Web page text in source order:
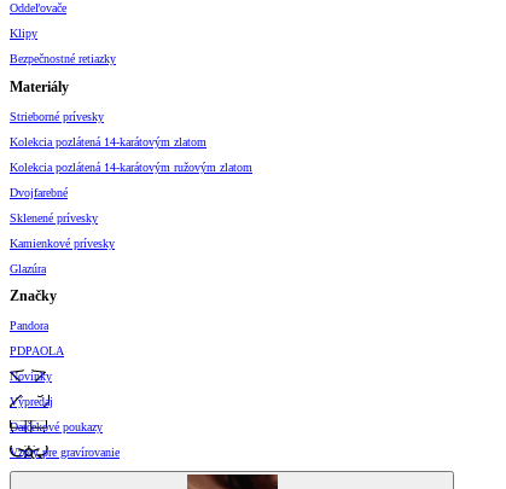
Oddeľovače
Klipy
Bezpečnostné retiazky
Materiály
Strieborné prívesky
Kolekcia pozlátená 14-karátovým zlatom
Kolekcia pozlátená 14-karátovým ružovým zlatom
Dvojfarebné
Sklenené prívesky
Kamienkové prívesky
Glazúra
Značky
Pandora
PDPAOLA
Novinky
Výpredaj
Darčekové poukazy
Vzory pre gravírovanie